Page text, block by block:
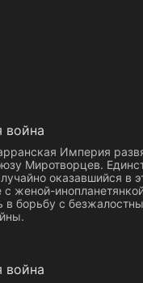
война
Империя
Миротворцев.
оказавшийся в
с женой-
в борьбу с
война